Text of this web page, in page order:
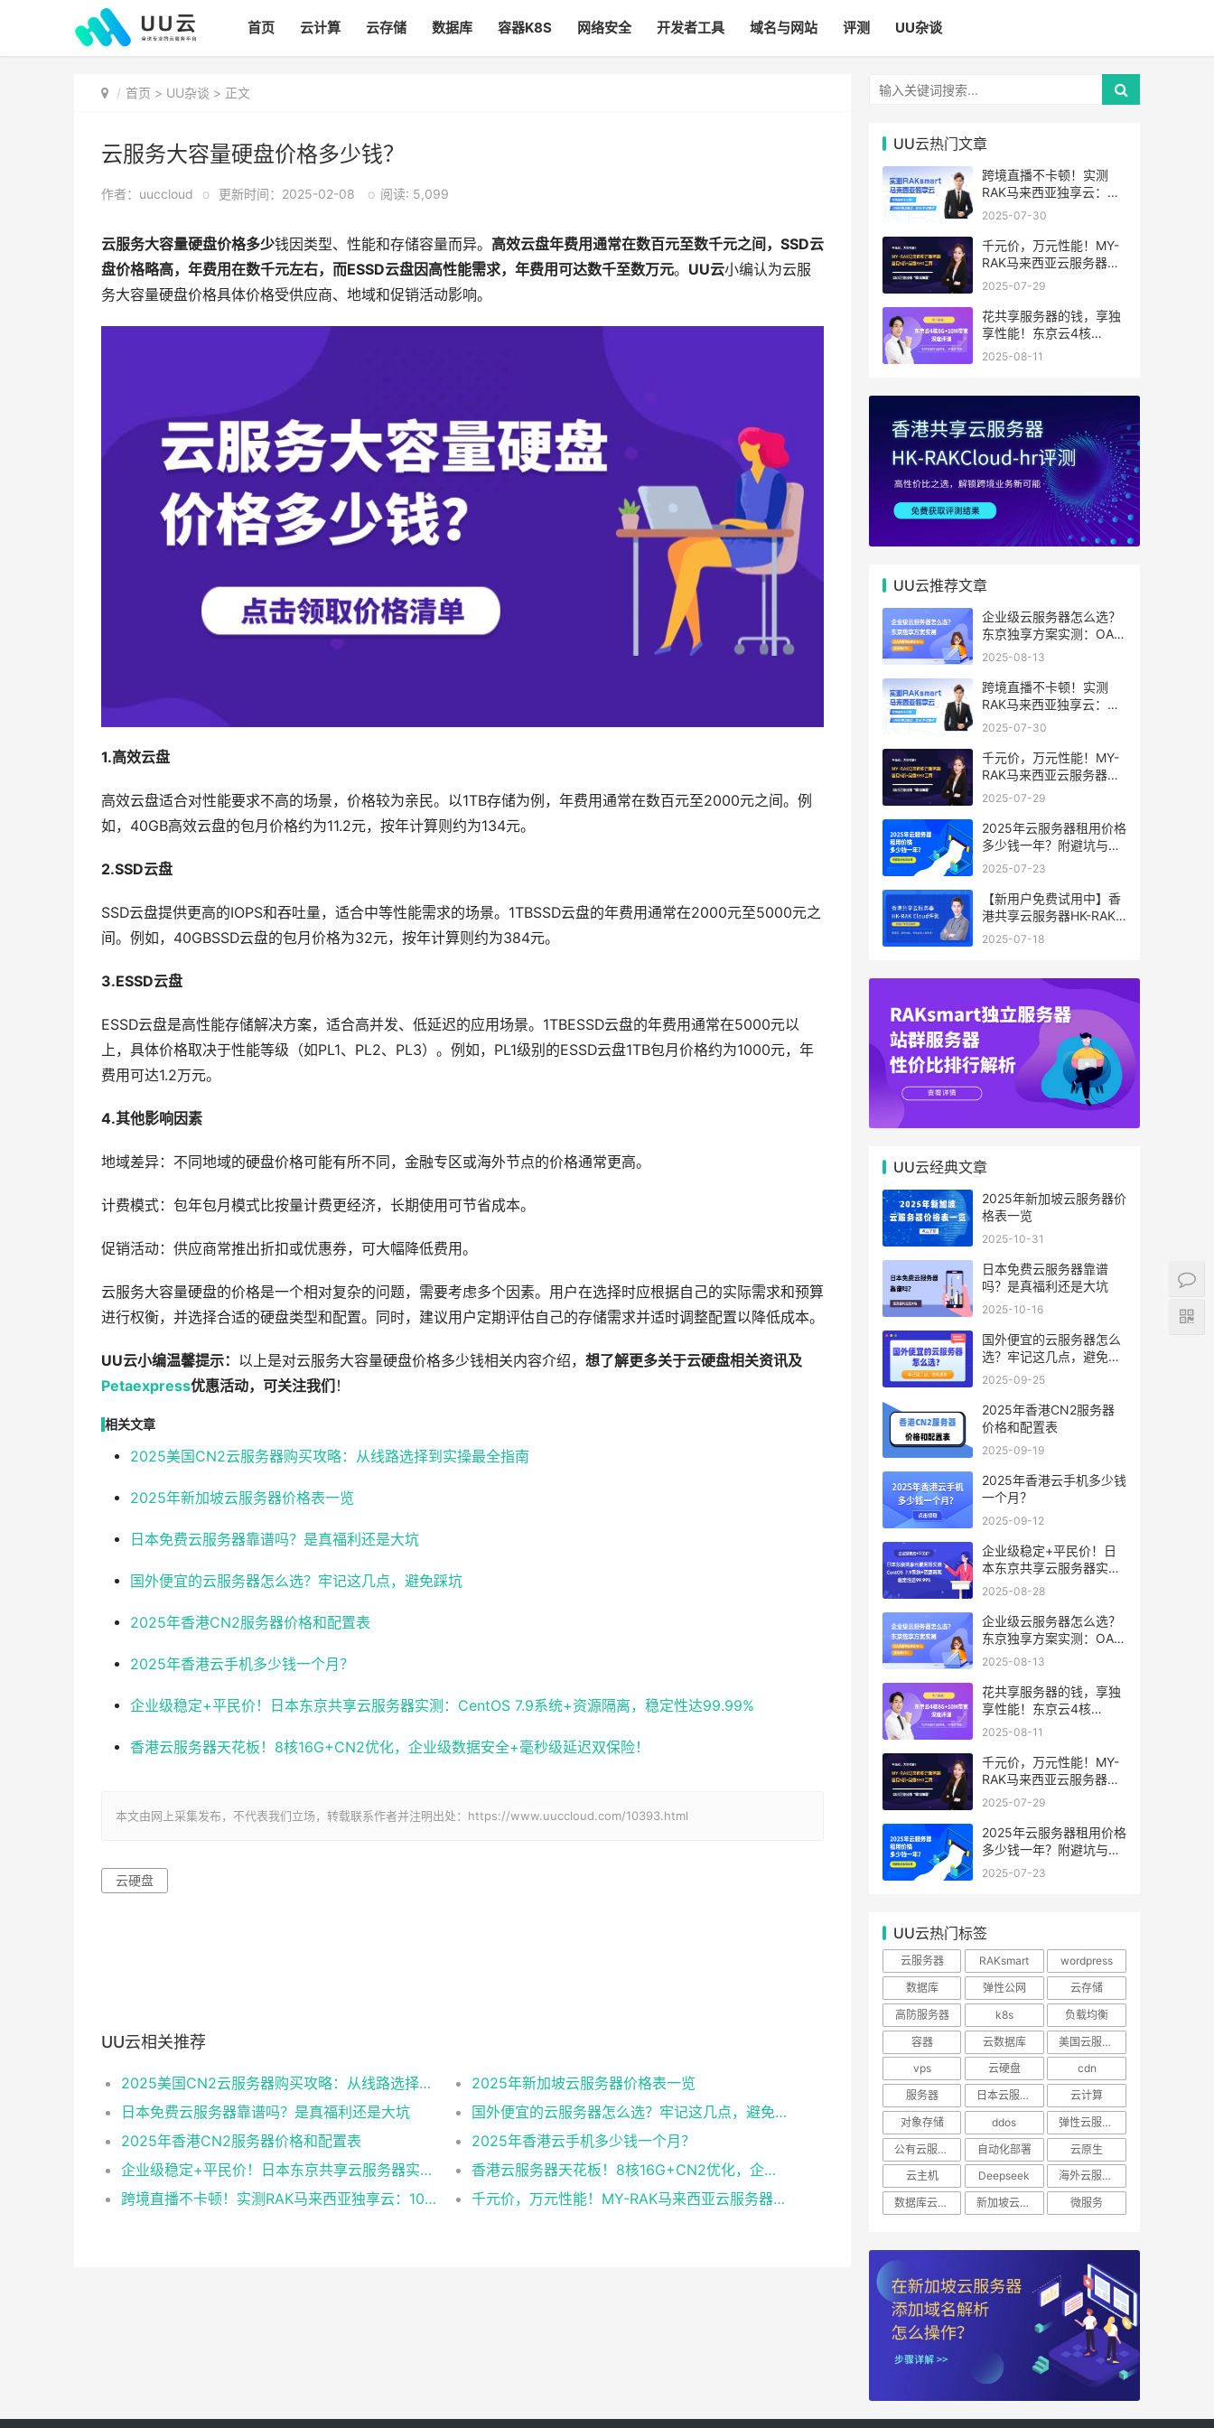
首页 云计算 云存储 数据库 容器K8S 网络安全 开发者工具 域名与网站 评测 UU杂谈
首页 > UU杂谈 > 正文
云服务大容量硬盘价格多少钱？
作者：uuccloud o 更新时间：2025-02-08 o 阅读: 5,099
云服务大容量硬盘价格多少钱因类型、性能和存储容量而异。 高效云盘年费用通常在数百元至数千元之间，SSD云
盘价格略高，年费用在数千元左右，而ESSD云盘因高性能需求，年费用可达数千至数万元。 UU云小编认为云服
务大容量硬盘价格具体价格受供应商、地域和促销活动影响。
1.高效云盘
高效云盘适合对性能要求不高的场景，价格较为亲民。以1TB存储为例，年费用通常在数百元至2000元之间。例
如，40GB高效云盘的包月价格约为11.2元，按年计算则约为134元。
2.SSD云盘
SSD云盘提供更高的IOPS和吞吐量，适合中等性能需求的场景。1TBSSD云盘的年费用通常在2000元至5000元之
间。例如，40GBSSD云盘的包月价格为32元，按年计算则约为384元。
3.ESSD云盘
ESSD云盘是高性能存储解决方案，适合高并发、低延迟的应用场景。1TBESSD云盘的年费用通常在5000元以
上，具体价格取决于性能等级（如PL1、PL2、PL3）。例如，PL1级别的ESSD云盘1TB包月价格约为1000元，年
费用可达1.2万元。
4.其他影响因素
地域差异：不同地域的硬盘价格可能有所不同，金融专区或海外节点的价格通常更高。
计费模式：包年包月模式比按量计费更经济，长期使用可节省成本。
促销活动：供应商常推出折扣或优惠券，可大幅降低费用。
云服务大容量硬盘的价格是一个相对复杂的问题，需要考虑多个因素。用户在选择时应根据自己的实际需求和预算
进行权衡，并选择合适的硬盘类型和配置。同时，建议用户定期评估自己的存储需求并适时调整配置以降低成本。
UU云小编温馨提示： 以上是对云服务大容量硬盘价格多少钱相关内容介绍， 想了解更多关于云硬盘相关资讯及
Petaexpress优惠活动，可关注我们 ！
相关文章
2025美国CN2云服务器购买攻略：从线路选择到实操最全指南
2025年新加坡云服务器价格表一览
日本免费云服务器靠谱吗？是真福利还是大坑
国外便宜的云服务器怎么选？牢记这几点，避免踩坑
2025年香港CN2服务器价格和配置表
2025年香港云手机多少钱一个月？
企业级稳定+平民价！日本东京共享云服务器实测：CentOS 7.9系统+资源隔离，稳定性达99.99%
香港云服务器天花板！8核16G+CN2优化，企业级数据安全+毫秒级延迟双保险！
本文由网上采集发布，不代表我们立场，转载联系作者并注明出处：https://www.uuccloud.com/10393.html
云硬盘
UU云相关推荐
2025美国CN2云服务器购买攻略：从线路选择到实操最全指南
2025年新加坡云服务器价格表一览
日本免费云服务器靠谱吗？是真福利还是大坑
国外便宜的云服务器怎么选？牢记这几点，避免踩坑
2025年香港CN2服务器价格和配置表
2025年香港云手机多少钱一个月？
企业级稳定+平民价！日本东京共享云服务器实测：CentOS 7.9系统+资源隔离，稳定性达99.99%
香港云服务器天花板！8核16G+CN2优化，企业级数据安全+毫秒级延迟双保险！
跨境直播不卡顿！实测RAK马来西亚独享云：1080P推流稳定，首月6折优惠中
千元价，万元性能！MY-RAK马来西亚云服务器：首月5折+免费SEO工具，中小企业出海“降本神器”
UU云热门文章
跨境直播不卡顿！实测
RAK马来西亚独享云：
1080P推流稳定，首月6
2025-07-30
千元价，万元性能！MY-
RAK马来西亚云服务器：
首月5折+免费SEO工具，
2025-07-29
花共享服务器的钱，享独
享性能！东京云4核
8G+10M带宽降价来袭
2025-08-11
UU云推荐文章
企业级云服务器怎么选？
东京独享方案实测：OA系
统响应提速40%，成本降
2025-08-13
跨境直播不卡顿！实测
RAK马来西亚独享云：
1080P推流稳定，首月6
2025-07-30
千元价，万元性能！MY-
RAK马来西亚云服务器：
首月5折+免费SEO工具，
2025-07-29
2025年云服务器租用价格
多少钱一年？附避坑与省
钱攻略
2025-07-23
【新用户免费试用中】香
港共享云服务器HK-RAK
Cloud评测：低延迟、高
2025-07-18
UU云经典文章
2025年新加坡云服务器价
格表一览
2025-10-31
日本免费云服务器靠谱
吗？是真福利还是大坑
2025-10-16
国外便宜的云服务器怎么
选？牢记这几点，避免踩
坑
2025-09-25
2025年香港CN2服务器
价格和配置表
2025-09-19
2025年香港云手机多少钱
一个月？
2025-09-12
企业级稳定+平民价！日
本东京共享云服务器实
测：CentOS 7.9系统+资
99.99%
2025-08-28
企业级云服务器怎么选？
东京独享方案实测：OA系
统响应提速40%，成本降
2025-08-13
花共享服务器的钱，享独
享性能！东京云4核
8G+10M带宽降价来袭
2025-08-11
千元价，万元性能！MY-
RAK马来西亚云服务器：
首月5折+免费SEO工具，
2025-07-29
2025年云服务器租用价格
多少钱一年？附避坑与省
钱攻略
2025-07-23
UU云热门标签
云服务器 RAKsmart
wordpress
数据库
弹性公网
云存储
高防服务器
k8s
负载均衡
容器
云数据库
美国云服务器
vps
云硬盘
cdn
服务器
日本云服务器
云计算
对象存储
ddos
弹性云服务器
公有云服务器
自动化部署
云原生
云主机
Deepseek
海外云服务器
数据库云托管
新加坡云服务器 微服务